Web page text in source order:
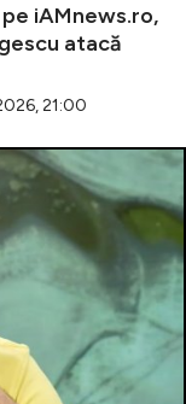
pe iAMnews.ro,
atacă
21:00